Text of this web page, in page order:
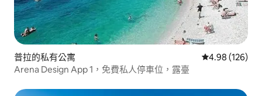
普拉的私有公寓 從 126 則評價
4.98 (126)
Arena Design App 1，免費私人停車位，露臺